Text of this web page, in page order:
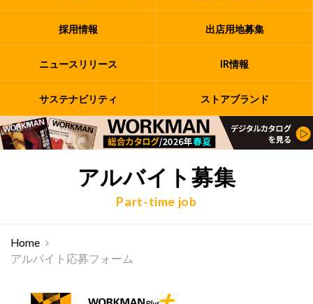
採用情報 出店用地募集
ニュースリリース IR情報
サステナビリティ ストアブランド
アルバイト募集
Part-time job
Home
アルバイト応募フォーム